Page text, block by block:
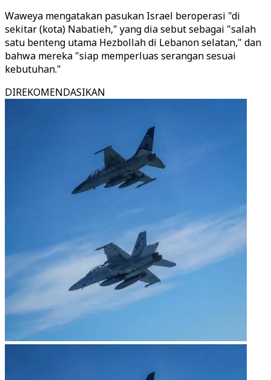
Waweya mengatakan pasukan Israel beroperasi "di
sekitar (kota) Nabatieh," yang dia sebut sebagai "salah
satu benteng utama Hezbollah di Lebanon selatan," dan
bahwa mereka "siap memperluas serangan sesuai
kebutuhan."
DIREKOMENDASIKAN